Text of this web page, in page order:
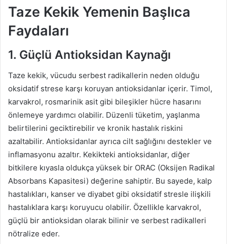
Taze Kekik Yemenin Başlıca
Faydaları
1. Güçlü Antioksidan Kaynağı
Taze kekik, vücudu serbest radikallerin neden olduğu
oksidatif strese karşı koruyan antioksidanlar içerir. Timol,
karvakrol, rosmarinik asit gibi bileşikler hücre hasarını
önlemeye yardımcı olabilir. Düzenli tüketim, yaşlanma
belirtilerini geciktirebilir ve kronik hastalık riskini
azaltabilir. Antioksidanlar ayrıca cilt sağlığını destekler ve
inflamasyonu azaltır. Kekikteki antioksidanlar, diğer
bitkilere kıyasla oldukça yüksek bir ORAC (Oksijen Radikal
Absorbans Kapasitesi) değerine sahiptir. Bu sayede, kalp
hastalıkları, kanser ve diyabet gibi oksidatif stresle ilişkili
hastalıklara karşı koruyucu olabilir. Özellikle karvakrol,
güçlü bir antioksidan olarak bilinir ve serbest radikalleri
nötralize eder.